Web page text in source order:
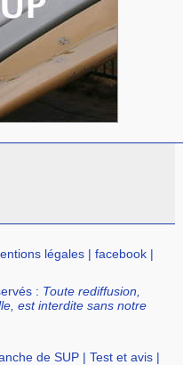
légales |facebook |
: Toute rediffusion,
est interdite sans notre
de SUP |Test et avis |